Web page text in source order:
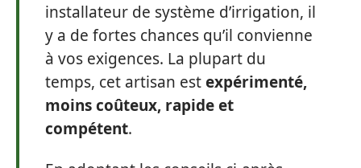
installateur de système d’irrigation, il
y a de fortes chances qu’il convienne
à vos exigences. La plupart du
temps, cet artisan estexpérimenté,
moins coûteux, rapide et
compétent.